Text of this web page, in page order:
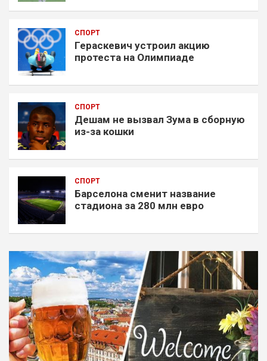
СПОРТ
Гераскевич устроил акцию
протеста на Олимпиаде
СПОРТ
Дешам не вызвал Зума в сборную
из-за кошки
СПОРТ
Барселона сменит название
стадиона за 280 млн евро